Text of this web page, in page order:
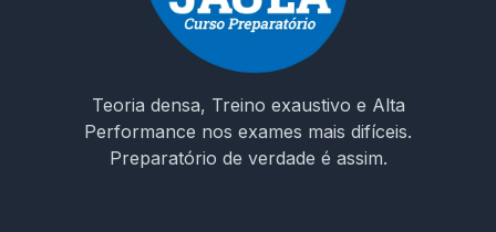
Teoria densa, Treino exaustivo e Alta
Performance nos exames mais difíceis.
Preparatório de verdade é assim.